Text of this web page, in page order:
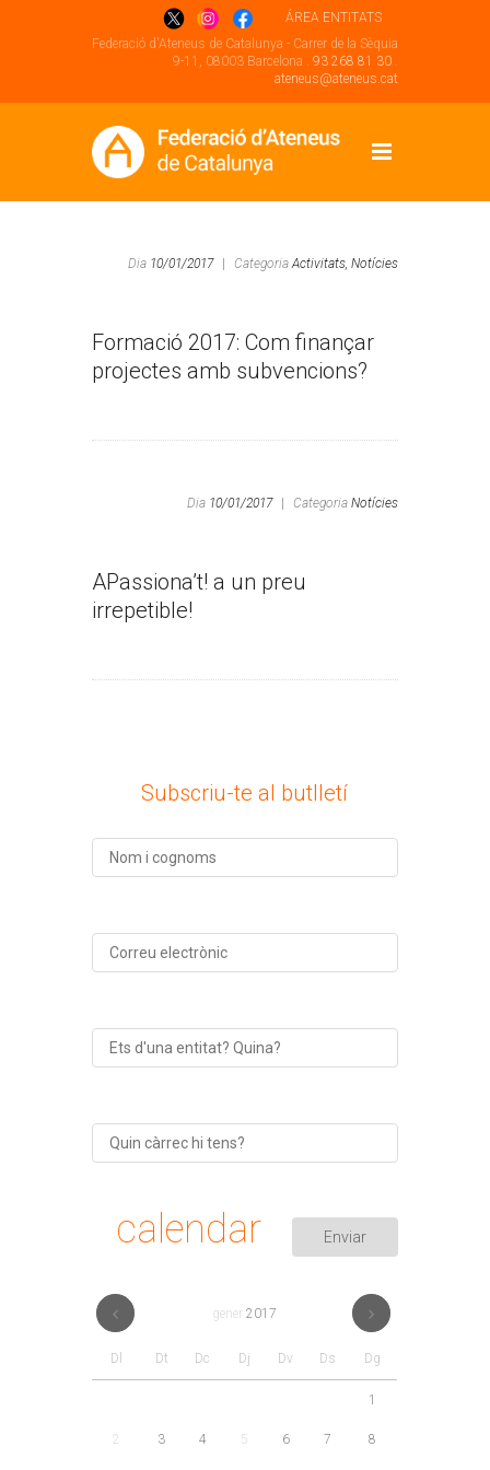
ÁREA ENTITATS
Federació d'Ateneus de Catalunya - Carrer de la Sèquia
9-11, 08003 Barcelona . 93 268 81 30 .
ateneus@ateneus.cat
Dia 10/01/2017 CategoriaActivitats, Notícies
Formació 2017: Com finançar
projectes amb subvencions?
Dia 10/01/2017 Categoria Notícies
APassiona’t! a un preu
irrepetible!
Subscriu-te al butlletí
calendar
gener 2017
Dl Dt Dc Dj Dv Ds Dg
1
2 3 4 5 6 7 8